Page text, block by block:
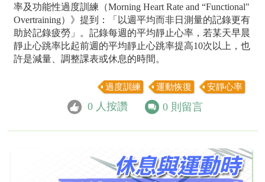
率及功能性過度訓練（Morning Heart Rate and “Functional"
Overtraining）》提到：「以週平均而非日測量的記錄更有
助於記錄疲勞」。記錄每週的平均靜止心率，若某天早晨
靜止心跳率比起前週的平均靜止心跳率提高10次以上，也
許是減量、調整課表或休息的時間。
過度訓練 運動恢復 安靜心率
0 人按讚 0 則留言